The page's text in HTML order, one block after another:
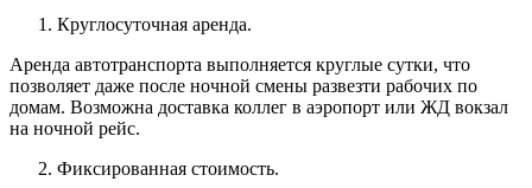
Круглосуточная аренда.
Аренда автотранспорта выполняется круглые сутки, что
позволяет даже после ночной смены развезти рабочих по
домам. Возможна доставка коллег в аэропорт или ЖД вокзал
на ночной рейс.
Фиксированная стоимость.